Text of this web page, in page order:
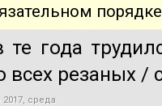
те года
всех резаных /
2017, среда